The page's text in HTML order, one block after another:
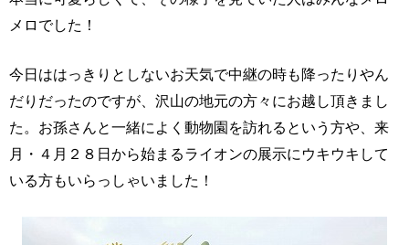
メロでした！
今日ははっきりとしないお天気で中継の時も降ったりやん
だりだったのですが、沢山の地元の方々にお越し頂きまし
た。お孫さんと一緒によく動物園を訪れるという方や、来
月・４月２８日から始まるライオンの展示にウキウキして
いる方もいらっしゃいました！